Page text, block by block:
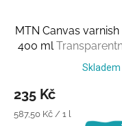
MTN Canvas
400 ml
Skladem
235 Kč
Měrná
587,50 Kč / 1 l